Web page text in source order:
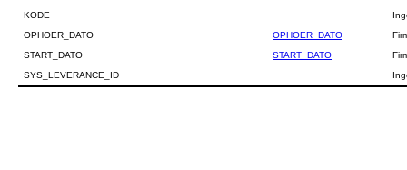
KODE
OPHOER_DATO
OPHOER_DATO
START_DATO
START_DATO
SYS_LEVERANCE_ID